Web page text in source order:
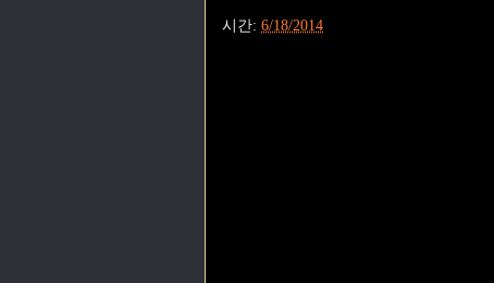
시간: 6/18/2014